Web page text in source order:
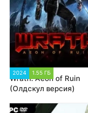
2024 1.55 ГБ
Wrath: Aeon of Ruin
(Олдскул версия)